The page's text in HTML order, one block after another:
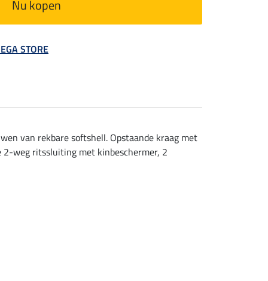
Nu kopen
STORE
van rekbare softshell. Opstaande kraag met
2-weg ritssluiting met kinbeschermer, 2